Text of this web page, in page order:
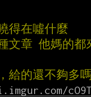
得在噓什麼
文章 他媽的都
給的還不夠多